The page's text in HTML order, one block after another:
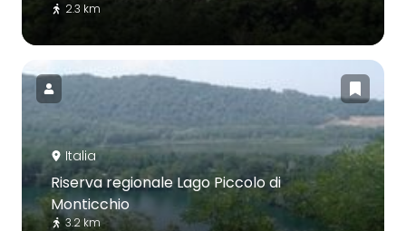
2.3 km
Italia
Riserva regionale Lago Piccolo di
Monticchio
3.2 km